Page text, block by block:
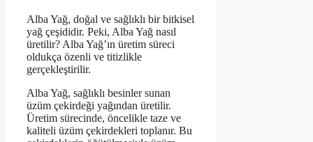
Alba Yağ, doğal ve sağlıklı bir bitkisel
yağ çeşididir. Peki, Alba Yağ nasıl
üretilir? Alba Yağ’ın üretim süreci
oldukça özenli ve titizlikle
gerçekleştirilir.
Alba Yağ, sağlıklı besinler sunan
üzüm çekirdeği yağından üretilir.
Üretim sürecinde, öncelikle taze ve
kaliteli üzüm çekirdekleri toplanır. Bu